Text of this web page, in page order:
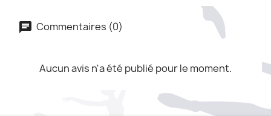
Commentaires (0)
Aucun avis n'a été publié pour le moment.